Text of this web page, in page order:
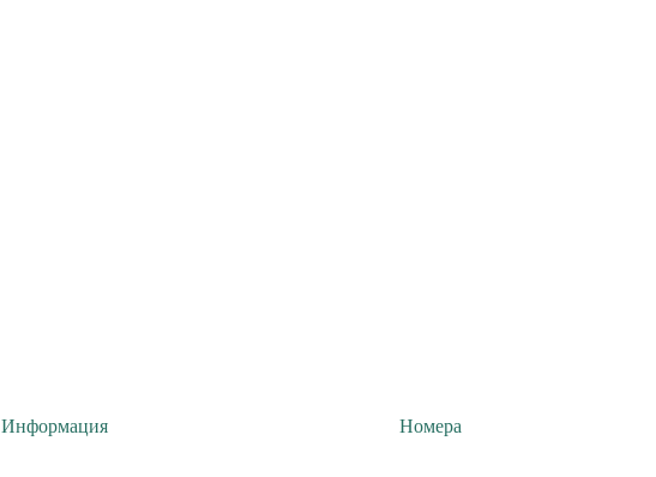
Информация Номера